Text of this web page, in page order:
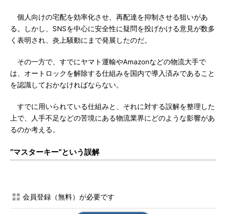
個人向けの宅配を効率化させ、再配達を抑制させる狙いがあ
る。しかし、SNSを中心に安全性に疑問を投げかける意見が数多
く表明され、炎上騒動にまで発展したのだ。
その一方で、すでにヤマト運輸やAmazonなどの物流大手で
は、オートロックを解除する仕組みを国内で導入済みであること
を認識しておかなければならない。
すでに用いられている仕組みと、それに対する誤解を整理した
上で、人手不足などの苦境にある物流業界にどのような影響があ
るのか考える。
“マスターキー”という誤解
会員登録（無料）が必要です